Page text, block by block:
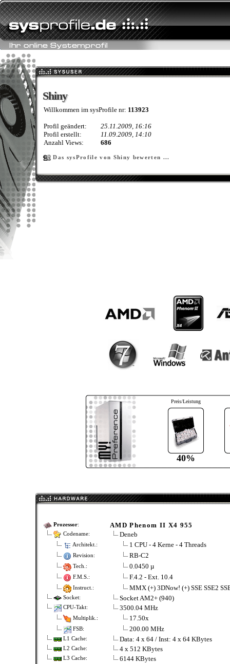
Shiny
Shiny
Willkommen im sysProfile nr: 113923
Profil geändert:
25.11.2009, 16:16
Profil erstellt:
11.09.2009, 14:10
Anzahl Views:
686
Das sysProfile von Shiny bewerten ...
Preis/Leistung
40%
Prozessor: AMD Phenom II X4 955
Codename: Deneb
Architekt.: 1 CPU - 4 Kerne - 4 Threads
Revision: RB-C2
Tech.: 0.0450 µ
F.M.S.: F.4.2 - Ext. 10.4
Instruct.: MMX (+) 3DNow! (+) SSE SSE2
Socket: Socket AM2+ (940)
CPU-Takt: 3500.04 MHz
Multiplik.: 17.50x
FSB: 200.00 MHz
L1 Cache: Data: 4 x 64 / Inst: 4 x 64 KBytes
L2 Cache: 4 x 512 KBytes
L3 Cache: 6144 KBytes